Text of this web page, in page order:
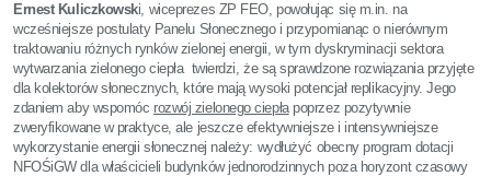
Ernest Kuliczkowski, wiceprezes ZP FEO, powołując się m.in. na
wcześniejsze postulaty Panelu Słonecznego i przypomianąc o nierównym
traktowaniu różnych rynków zielonej energii, w tym dyskryminacji sektora
wytwarzania zielonego ciepła twierdzi, że są sprawdzone rozwiązania przyjęte
dla kolektorów słonecznych, które mają wysoki potencjał replikacyjny. Jego
zdaniem aby wspomóc rozwój zielonego ciepłapoprzez pozytywnie
zweryfikowane w praktyce, ale jeszcze efektywniejsze i intensywniejsze
wykorzystanie energii słonecznej należy: wydłużyć obecny program dotacji
NFOŚiGW dla właścicieli budynków jednorodzinnych poza horyzont czasowy